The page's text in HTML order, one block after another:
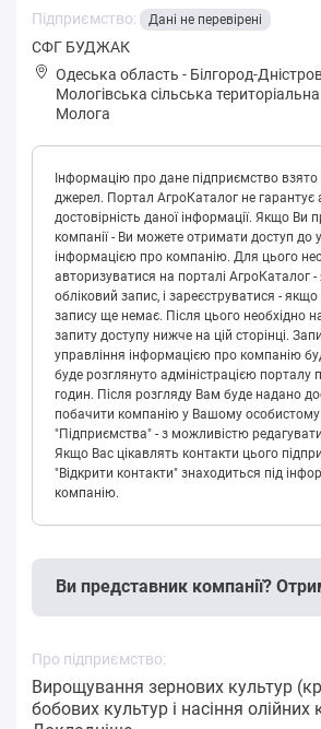
Підприємство: Дані не перевірені
CФГ БУДЖАК
Одеська область - Білгород-
Мoлoгівськa сільська
Молога
Інформацію про дане підприємство взято
джерел. Портал АгроКаталог не гарантує
достовірність даної інформації. Якщо Ви
компанії - Ви можете отримати доступ до
інформацією про компанію. Для цього
авторизуватися на порталі АгроКаталог
обліковий запис, і зареєструватися - якщо
запису ще немає. Після цього необхідно
запиту доступу нижче на цій сторінці.
управління інформацією про компанію
буде розглянуто адміністрацією порталу
годин. Після розгляду Вам буде надано
побачити компанію у Вашому особистому
"Підприємства" - з можливістю
Якщо Вас цікавлять контакти цього
"Відкрити контакти" знаходиться під
компанію.
Ви представник компанії?
Про підприємство:
Вирощування зернових культур
бобових культур і насіння олійних